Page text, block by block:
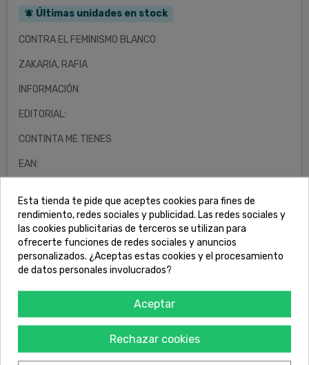
notifications_active Últimas unidades en stock
CONTRA EL FEMINISMO BLANCO
ZAKARIA, RAFIA
INFORMACIÓN
EDITORIAL:
CONTINTA ME TIENES
EAN:
COLECCIÓN:
LA PASION DE MARY READ
23,00 €
shopping_cart
favorite_border
Esta tienda te pide que aceptes cookies para fines de
rendimiento, redes sociales y publicidad. Las redes sociales y
las cookies publicitarias de terceros se utilizan para
ofrecerte funciones de redes sociales y anuncios
personalizados. ¿Aceptas estas cookies y el procesamiento
de datos personales involucrados?
Aceptar
Rechazar cookies